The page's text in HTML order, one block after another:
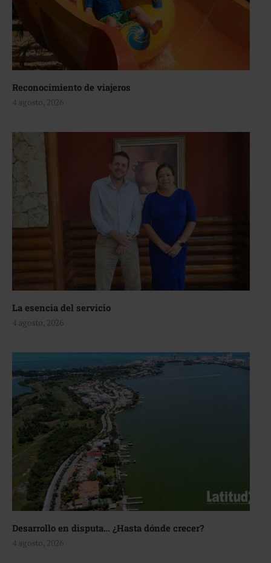
Reconocimiento de viajeros
4 agosto, 2026
La esencia del servicio
4 agosto, 2026
Desarrollo en disputa… ¿Hasta dónde crecer?
4 agosto, 2026